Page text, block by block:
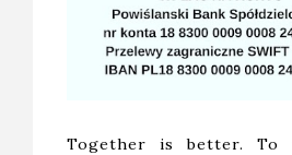
Together is better. To